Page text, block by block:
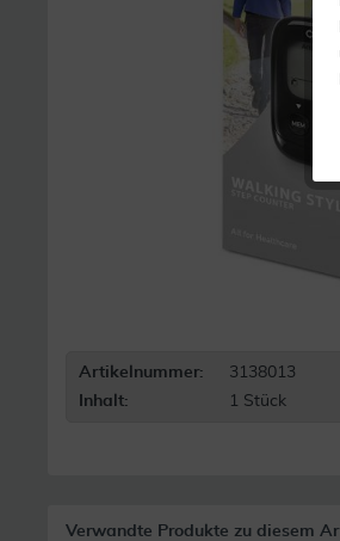
Artikelnummer: 3138013
Inhalt:
1 Stück
Verwandte Produkte zu diesem